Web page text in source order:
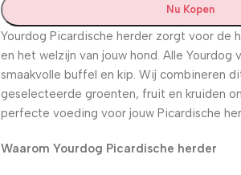
Nu Kopen
Yourdog Picardische herder zorgt voor de
en het welzijn van jouw hond. Alle Yourdog
smaakvolle buffel en kip. Wij combineren
geselecteerde groenten, fruit en kruiden
perfecte voeding voor jouw Picardische
Waarom Yourdog Picardische herder